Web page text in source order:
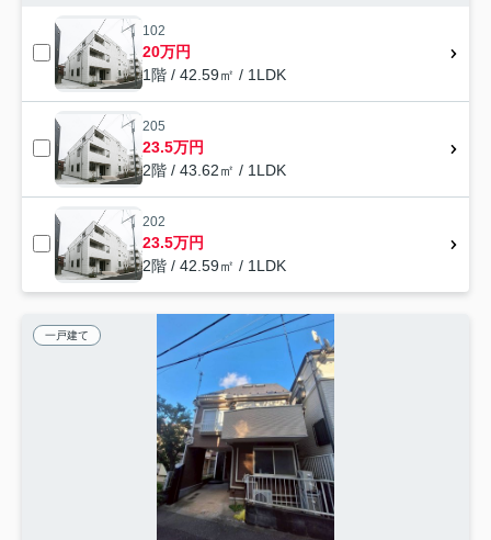
102
20万円
1階 / 42.59㎡ / 1LDK
205
23.5万円
2階 / 43.62㎡ / 1LDK
202
23.5万円
2階 / 42.59㎡ / 1LDK
一戸建て